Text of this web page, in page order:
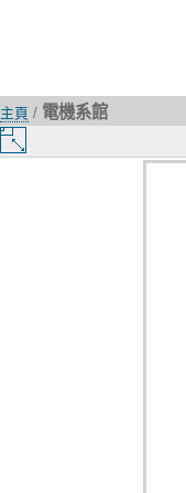
主頁 / 電機系館
片